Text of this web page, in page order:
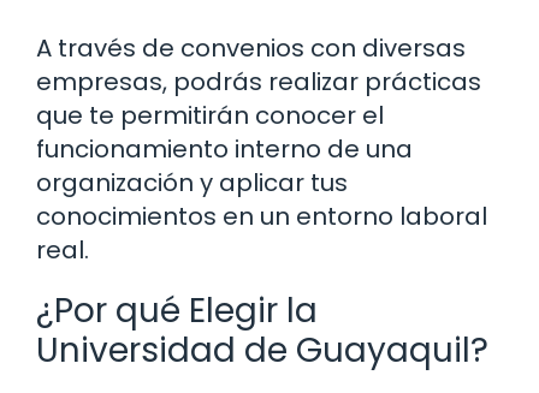
A través de convenios con diversas
empresas, podrás realizar prácticas
que te permitirán conocer el
funcionamiento interno de una
organización y aplicar tus
conocimientos en un entorno laboral
real.
¿Por qué Elegir la
Universidad de Guayaquil?